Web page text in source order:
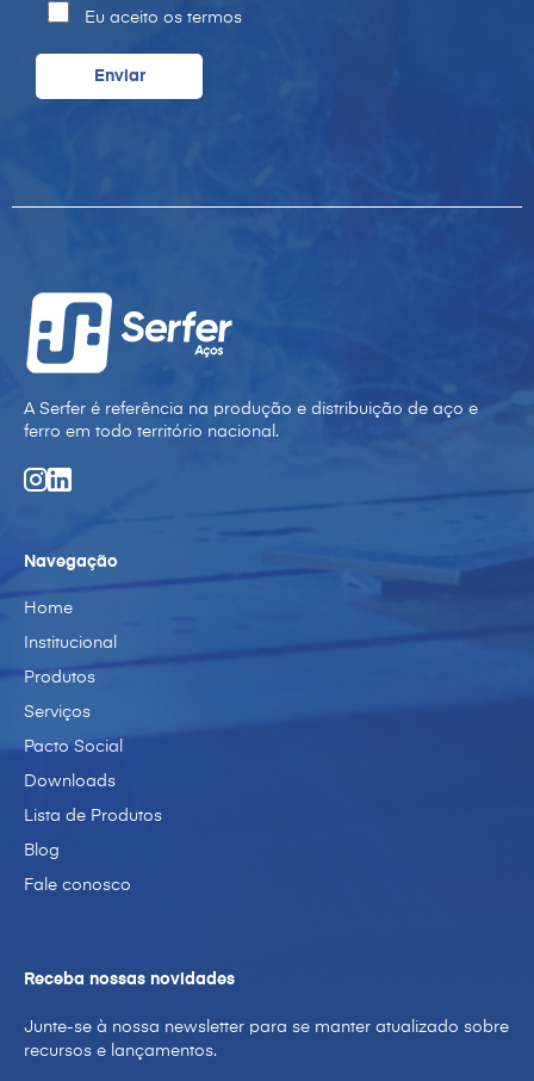
Eu aceito os termos
A Serfer é referência na produção e distribuição de aço e
ferro em todo território nacional.
Navegação
Home
Institucional
Produtos
Serviços
Pacto Social
Downloads
Lista de Produtos
Blog
Fale conosco
Receba nossas novidades
Junte-se à nossa newsletter para se manter atualizado sobre
recursos e lançamentos.